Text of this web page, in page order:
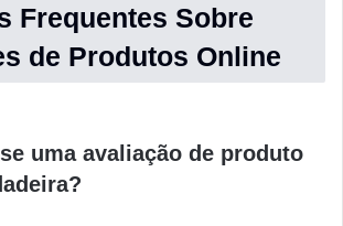
Frequentes Sobre
de Produtos Online
uma avaliação de produto